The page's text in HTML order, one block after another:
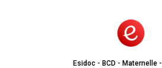
Esidoc - BCD - Maternelle -